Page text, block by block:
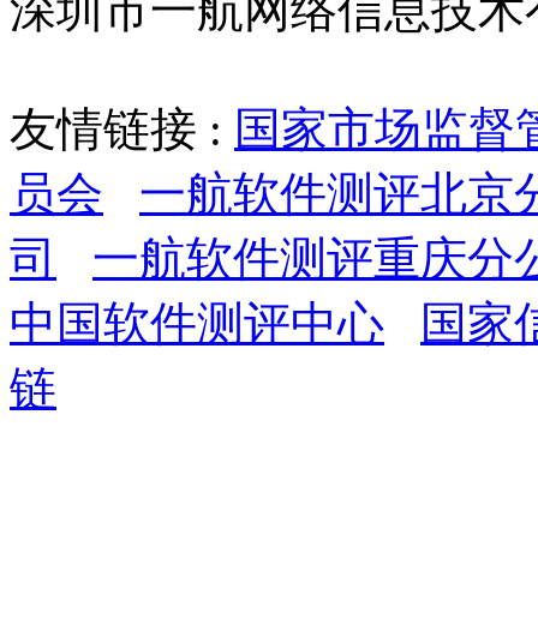
友情链接 : 国家市场监督
员会
一航软件测评北京
司
一航软件测评重庆分
中国软件测评中心
国家
链